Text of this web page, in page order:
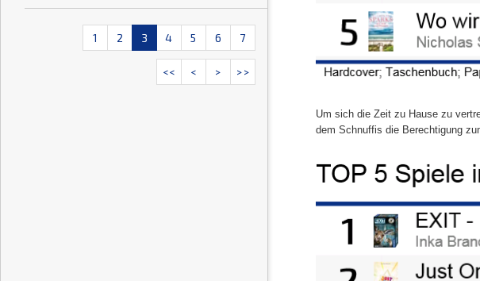
1 2 3 4 5 6 7
<< < > >>
Um sich die Zeit zu Hause zu
dem Schnuffis die Berechtigung